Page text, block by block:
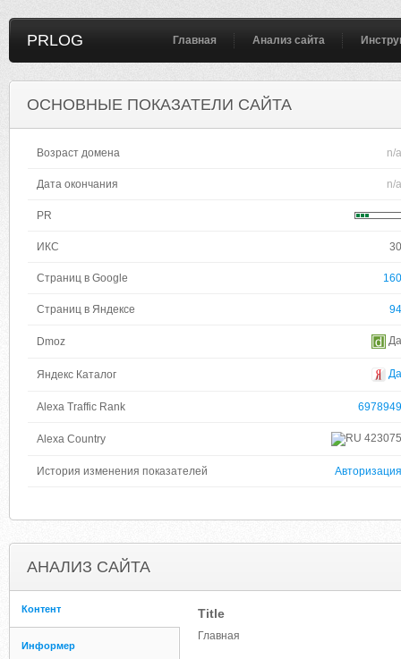
PRLOG Главная Анализ сайта
ОСНОВНЫЕ ПОКАЗАТЕЛИ САЙТА
Возраст домена n/a
Дата окончания n/a
PR
ИКС 30
Страниц в Google 160
Страниц в Яндексе 94
Dmoz Да
Яндекс Каталог Да
Alexa Traffic Rank 6978949
Alexa Country 423075
История изменения показателей Авторизация
АНАЛИЗ САЙТА
Контент
Информер
Title
Главная